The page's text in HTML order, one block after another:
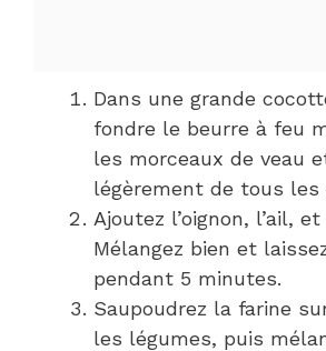
Dans une grande
fondre le beurre à feu
les morceaux de veau
légèrement de tous les
Ajoutez l’oignon, l’ail,
Mélangez bien et
pendant 5 minutes.
Saupoudrez la farine
les légumes, puis